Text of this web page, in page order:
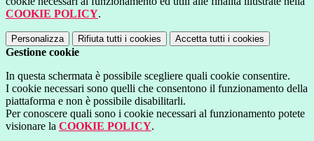
COOKIE POLICY.
Personalizza Rifiuta tutti i cookies Accetta tutti i cookies
Gestione cookie
In questa schermata è possibile scegliere quali cookie consentire.
I cookie necessari sono quelli che consentono il funzionamento della
piattaforma e non è possibile disabilitarli.
Per conoscere quali sono i cookie necessari al funzionamento potete
visionare la COOKIE POLICY.